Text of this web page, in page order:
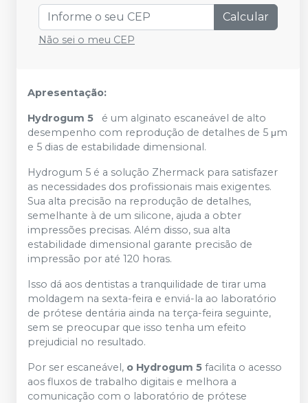
Calcular
Não sei o meu CEP
Apresentação:
Hydrogum 5 é um alginato escaneável de alto
desempenho com reprodução de detalhes de 5 μm
e 5 dias de estabilidade dimensional.
Hydrogum 5 é a solução Zhermack para satisfazer
as necessidades dos profissionais mais exigentes.
Sua alta precisão na reprodução de detalhes,
semelhante à de um silicone, ajuda a obter
impressões precisas. Além disso, sua alta
estabilidade dimensional garante precisão de
impressão por até 120 horas.
Isso dá aos dentistas a tranquilidade de tirar uma
moldagem na sexta-feira e enviá-la ao laboratório
de prótese dentária ainda na terça-feira seguinte,
sem se preocupar que isso tenha um efeito
prejudicial no resultado.
Por ser escaneável, o Hydrogum 5 facilita o acesso
aos fluxos de trabalho digitais e melhora a
comunicação com o laboratório de prótese